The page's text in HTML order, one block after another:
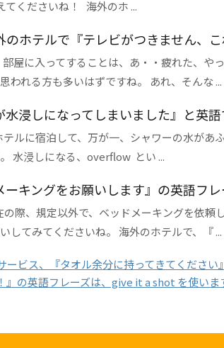
くださいね！ 海外のホ ...
ホテルで『テレビがつきません、
屋に入ってすることは、あ・・疲れた、や
われる方も多いはずですね。 あれ、そんな ...
浸しになってしまいました』と英
ルに宿泊して、万が一、シャワーの水があ
水浸しになる、overflow とい ...
キングをお願いします』の英語フレ
際、規定以外で、ベッドメーキングを依頼
してみてくださいね。 海外のホテルで、『 ...
ービス、『タオル余分に持ってきてください
』の英語フレーズは、give it a shot を使いま